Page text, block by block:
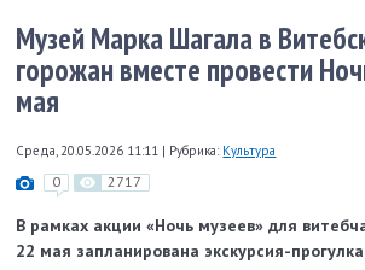
Музей Марка Шагала в
горожан вместе провести
мая
Среда, 20.05.2026 11:11 | Рубрика: Культура
0 2717
В рамках акции «Ночь музеев» для
22 мая запланирована экскурсия-